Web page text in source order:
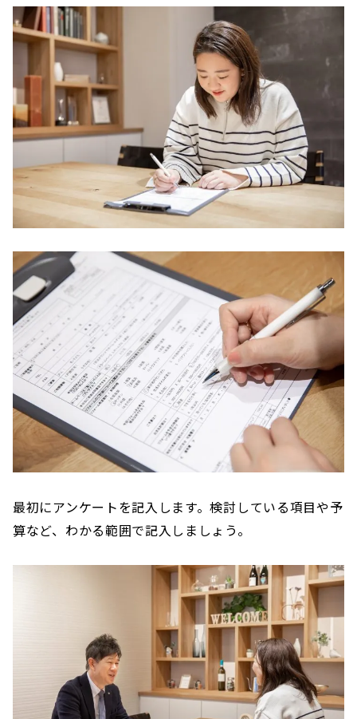
最初にアンケートを記入します。検討している項目や予
算など、わかる範囲で記入しましょう。